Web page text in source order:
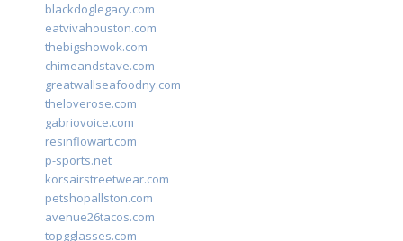
blackdoglegacy.com
eatvivahouston.com
thebigshowok.com
chimeandstave.com
greatwallseafoodny.com
theloverose.com
gabriovoice.com
resinflowart.com
p-sports.net
korsairstreetwear.com
petshopallston.com
avenue26tacos.com
topgglasses.com